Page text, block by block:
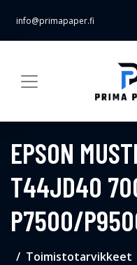
info@primapaper.fi
EPSON
T44JD40
P7500/
Toimistotarvikkeet